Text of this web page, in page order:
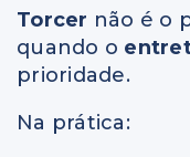
Torcer não é o
quando o
prioridade.
Na prática: